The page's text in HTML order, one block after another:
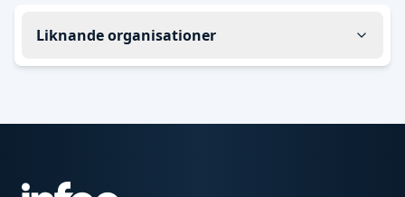
Liknande organisationer